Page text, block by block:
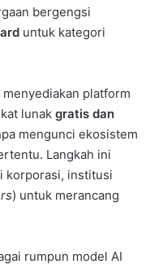
bergengsi
untuk kategori
platform
lunak gratis dan
mengunci ekosistem
Langkah ini
korporasi, institusi
) untuk merancang
rumpun model AI